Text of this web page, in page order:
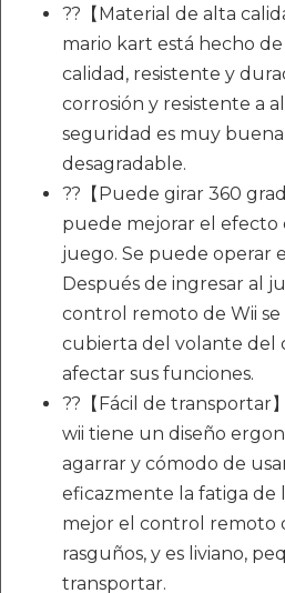
??【Material de alta
mario kart está hecho
calidad, resistente y
corrosión y resistente a
seguridad es muy
desagradable.
??【Puede girar 360
puede mejorar el efecto
juego. Se puede operar
Después de ingresar al
control remoto de Wii
cubierta del volante del
afectar sus funciones.
??【Fácil de transportar
wii tiene un diseño
agarrar y cómodo de
eficazmente la fatiga de
mejor el control remoto
rasguños, y es liviano,
transportar.